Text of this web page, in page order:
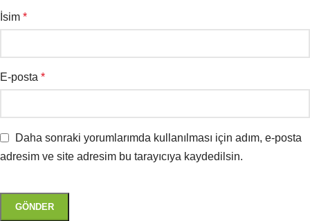
İsim *
E-posta *
Daha sonraki yorumlarımda kullanılması için adım, e-posta
adresim ve site adresim bu tarayıcıya kaydedilsin.